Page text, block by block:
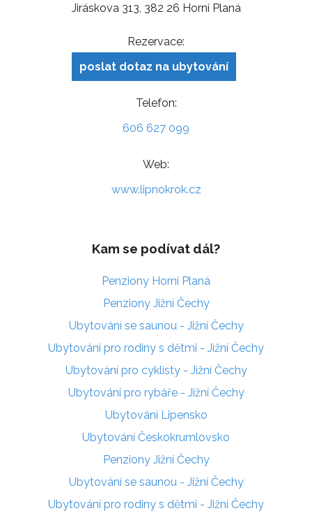
Jiráskova 313, 382 26 Horní Planá
Rezervace:
poslat dotaz na ubytování
Telefon:
606 627 099
Web:
www.lipnokrok.cz
Kam se podívat dál?
Penziony Horní Planá
Penziony Jižní Čechy
Ubytování se saunou - Jižní Čechy
Ubytování pro rodiny s dětmi - Jižní Čechy
Ubytování pro cyklisty - Jižní Čechy
Ubytování pro rybáře - Jižní Čechy
Ubytování Lipensko
Ubytování Českokrumlovsko
Penziony Jižní Čechy
Ubytování se saunou - Jižní Čechy
Ubytování pro rodiny s dětmi - Jižní Čechy